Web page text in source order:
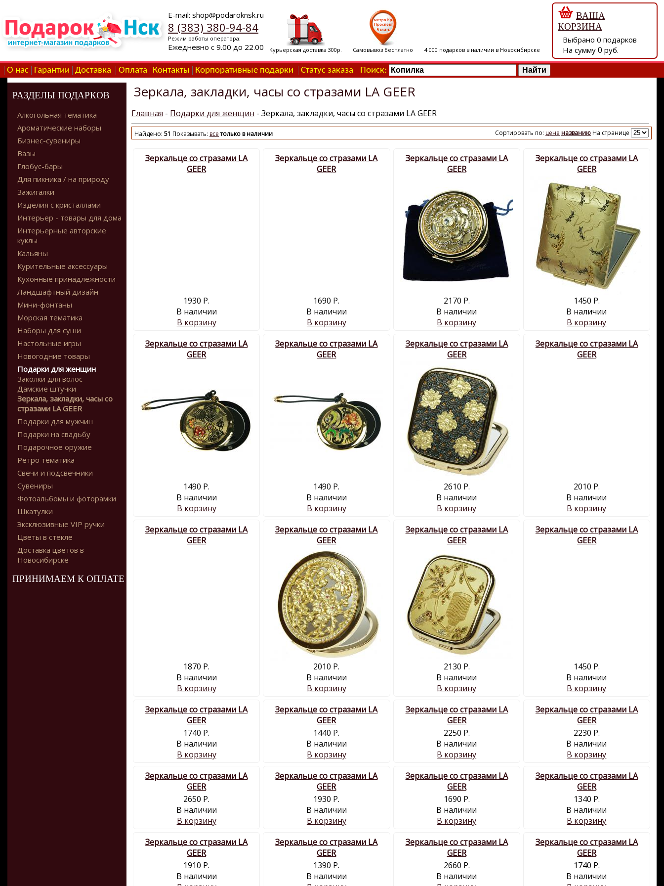
E-mail: shop@podaroknsk.ru
8 (383) 380-94-84
Режим работы оператора:
Ежедневно с 9.00 до 22.00 Курьерская доставка 300р. Самовывоз Бесплатно 4 000 подарков в наличии в Новосибирске
ВАША
КОРЗИНА
Выбрано 0 подарков
На сумму 0 руб.
О нас Гарантии Доставка Оплата Контакты Корпоративные подарки Статус заказа Поиск:
РАЗДЕЛЫ ПОДАРКОВ
Алкогольная тематика
Ароматические наборы
Бизнес-сувениры
Вазы
Глобус-бары
Для пикника / на природу
Зажигалки
Изделия с кристаллами
Интерьер - товары для дома
Интерьерные авторские
куклы
Кальяны
Курительные аксессуары
Кухонные принадлежности
Ландшафтный дизайн
Мини-фонтаны
Морская тематика
Наборы для суши
Настольные игры
Новогодние товары
Подарки для женщин
Заколки для волос
Дамские штучки
Зеркала, закладки, часы со
стразами LA GEER
Подарки для мужчин
Подарки на свадьбу
Подарочное оружие
Ретро тематика
Свечи и подсвечники
Сувениры
Фотоальбомы и фоторамки
Шкатулки
Эксклюзивные VIP ручки
Цветы в стекле
Доставка цветов в
Новосибирске
ПРИНИМАЕМ К ОПЛАТЕ
Зеркала, закладки, часы со стразами LA GEER
Главная - Подарки для женщин - Зеркала, закладки, часы со стразами LA GEER
Найдено: 51 Показывать: все только в наличии Сортировать по: цене названиюНа странице
Зеркальце со стразами LA
GEER
1930 Р.
В наличии
В корзину
Зеркальце со стразами LA
GEER
1690 Р.
В наличии
В корзину
Зеркальце со стразами LA
GEER
2170 Р.
В наличии
В корзину
Зеркальце со стразами LA
GEER
1450 Р.
В наличии
В корзину
Зеркальце со стразами LA
GEER
1490 Р.
В наличии
В корзину
Зеркальце со стразами LA
GEER
1490 Р.
В наличии
В корзину
Зеркальце со стразами LA
GEER
2610 Р.
В наличии
В корзину
Зеркальце со стразами LA
GEER
2010 Р.
В наличии
В корзину
Зеркальце со стразами LA
GEER
1870 Р.
В наличии
В корзину
Зеркальце со стразами LA
GEER
2010 Р.
В наличии
В корзину
Зеркальце со стразами LA
GEER
2130 Р.
В наличии
В корзину
Зеркальце со стразами LA
GEER
1450 Р.
В наличии
В корзину
Зеркальце со стразами LA
GEER
1740 Р.
В наличии
В корзину
Зеркальце со стразами LA
GEER
1440 Р.
В наличии
В корзину
Зеркальце со стразами LA
GEER
2250 Р.
В наличии
В корзину
Зеркальце со стразами LA
GEER
2230 Р.
В наличии
В корзину
Зеркальце со стразами LA
GEER
2650 Р.
В наличии
В корзину
Зеркальце со стразами LA
GEER
1930 Р.
В наличии
В корзину
Зеркальце со стразами LA
GEER
1690 Р.
В наличии
В корзину
Зеркальце со стразами LA
GEER
1340 Р.
В наличии
В корзину
Зеркальце со стразами LA
GEER
1910 Р.
В наличии
Зеркальце со стразами LA
GEER
1390 Р.
В наличии
Зеркальце со стразами LA
GEER
2660 Р.
В наличии
Зеркальце со стразами LA
GEER
1740 Р.
В наличии